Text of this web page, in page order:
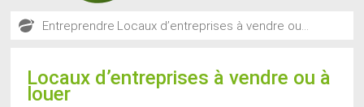
Entreprendre Locaux d’entreprises à vendre ou...
Locaux d’entreprises à vendre ou à
louer